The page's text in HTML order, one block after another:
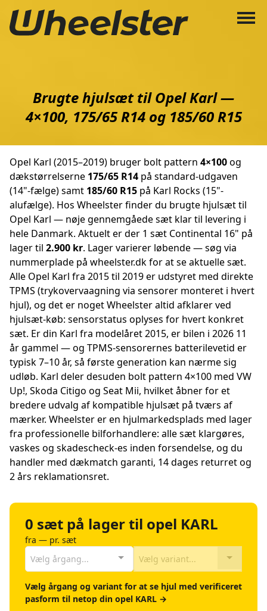
Brugte hjulsæt til Opel Karl —
4×100, 175/65 R14 og 185/60 R15
Opel Karl (2015–2019) bruger bolt pattern 4×100og
dækstørrelserne 175/65 R14 på standard-udgaven
(14"-fælge) samt 185/60 R15 på Karl Rocks (15"-
alufælge). Hos Wheelster finder du brugte hjulsæt til
Opel Karl — nøje gennemgåede sæt klar til levering i
hele Danmark. Aktuelt er der 1 sæt Continental 16" på
lager til 2.900 kr. Lager varierer løbende — søg via
nummerplade på wheelster.dk for at se aktuelle sæt.
Alle Opel Karl fra 2015 til 2019 er udstyret med direkte
TPMS (trykovervaagning via sensorer monteret i hvert
hjul), og det er noget Wheelster altid afklarer ved
hjulsæt-køb: sensorstatus oplyses for hvert konkret
sæt. Er din Karl fra modelåret 2015, er bilen i 2026 11
år gammel — og TPMS-sensorernes batterilevetid er
typisk 7–10 år, så første generation kan nærme sig
udløb. Karl deler desuden bolt pattern 4×100 med VW
Up!, Skoda Citigo og Seat Mii, hvilket åbner for et
bredere udvalg af kompatible hjulsæt på tværs af
mærker. Wheelster er en hjulmarkedsplads med lager
fra professionelle bilforhandlere: alle sæt klargøres,
vaskes og skadescheck-es inden forsendelse, og du
handler med dækmatch garanti, 14 dages returret og
2 års reklamationsret.
0 sæt på lager til opel KARL
fra — pr. sæt
Vælg årgang...
Vælg variant...
Vælg årgang og variant for at se hjul med verificeret
pasform til netop din opel KARL →